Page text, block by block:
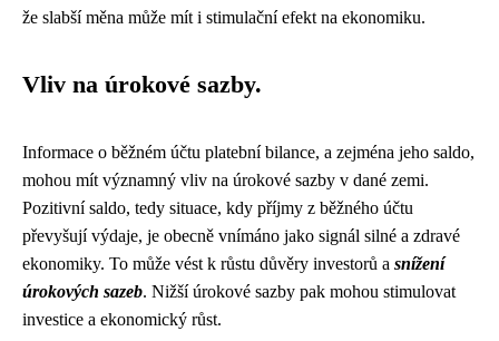
že slabší měna může mít i stimulační efekt na ekonomiku.
Vliv na úrokové sazby.
Informace o běžném účtu platební bilance, a zejména jeho saldo,
mohou mít významný vliv na úrokové sazby v dané zemi.
Pozitivní saldo, tedy situace, kdy příjmy z běžného účtu
převyšují výdaje, je obecně vnímáno jako signál silné a zdravé
ekonomiky. To může vést k růstu důvěry investorů a snížení
úrokových sazeb. Nižší úrokové sazby pak mohou stimulovat
investice a ekonomický růst.